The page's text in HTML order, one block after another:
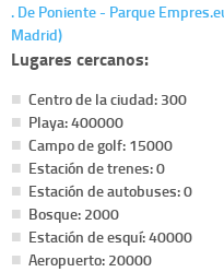
. De Poniente - Parque
Madrid)
Lugares cercanos:
Centro de la ciudad: 300
Playa: 400000
Campo de golf: 15000
Estación de trenes: 0
Estación de autobuses: 0
Bosque: 2000
Estación de esquí: 40000
Aeropuerto: 20000